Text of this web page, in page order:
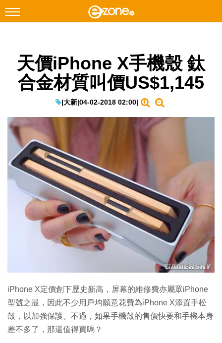
Facebook Instagram
科技焦點
遊戲動漫
教學評測
EduTech
IT Times
生成式AI與雲端應用
Enterprise Digital Transformation
天價iPhone X手機殼 鈦
合金材質叫價US$1,145
|大新|04-02-2018 02:00|
iPhone X定價創下歷史新高，屏幕的維修費亦屬眾iPhone
型號之最，因此不少用戶均願意花費為iPhone X添置手松
殼，以加強保護。不過，如果手機殼的售價快要和手機本身
差不多了，那還值得買嗎？